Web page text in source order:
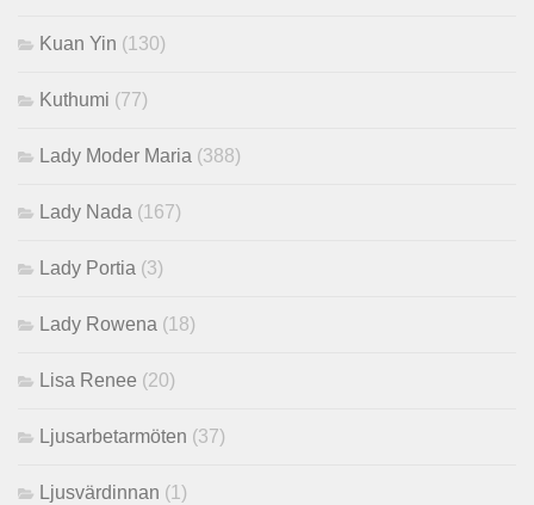
Kuan Yin (130)
Kuthumi (77)
Lady Moder Maria (388)
Lady Nada (167)
Lady Portia (3)
Lady Rowena (18)
Lisa Renee (20)
Ljusarbetarmöten (37)
Ljusvärdinnan (1)